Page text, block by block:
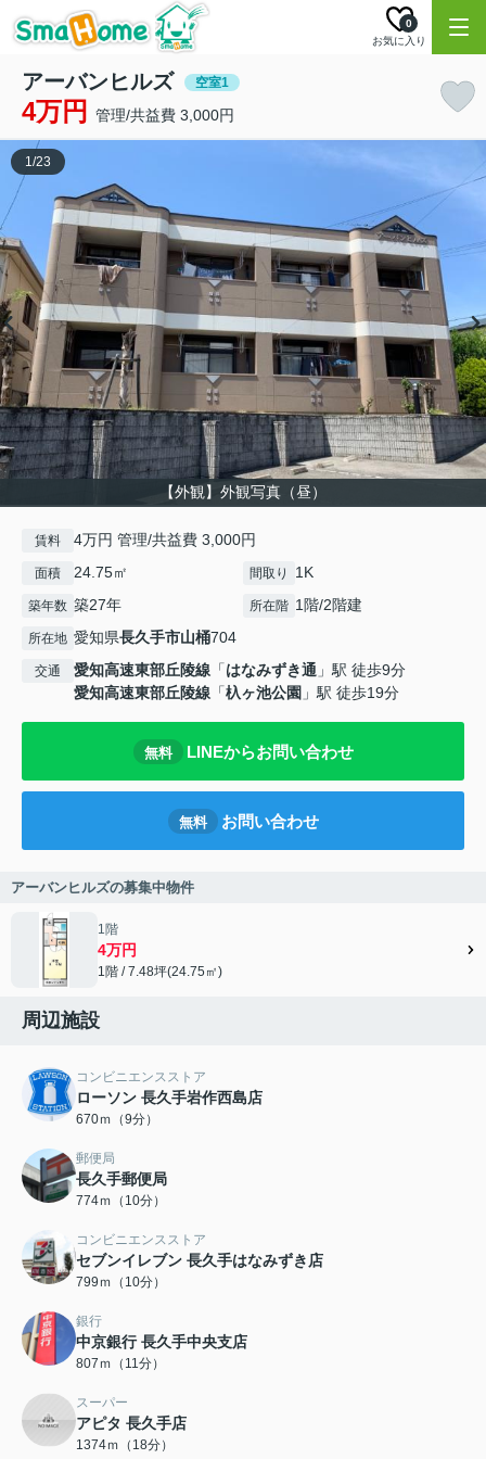
お気に入り
0
アーバンヒルズ 空室1
4万円 管理/共益費 3,000円
【外観】外観写真（昼）
1/23
賃料 4万円 管理/共益費 3,000円
面積 24.75㎡ 間取り 1K
築年数 築27年 所在階 1階/2階建
所在地 愛知県長久手市山桶704
交通 愛知高速東部丘陵線 「はなみずき通 」駅 徒歩9分
愛知高速東部丘陵線 「杁ヶ池公園 」駅 徒歩19分
無料 LINEからお問い合わせ
無料 お問い合わせ
アーバンヒルズの募集中物件
1階
4万円
1階 / 7.48坪(24.75㎡)
周辺施設
コンビニエンスストア
ローソン 長久手岩作西島店
670ｍ（9分）
郵便局
長久手郵便局
774ｍ（10分）
コンビニエンスストア
セブンイレブン 長久手はなみずき店
799ｍ（10分）
銀行
中京銀行 長久手中央支店
807ｍ（11分）
スーパー
アピタ 長久手店
1374ｍ（18分）